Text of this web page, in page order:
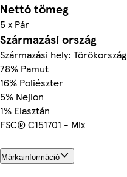
Nettó tömeg
5 x Pár
Származási ország
Származási hely: Törökország
78% Pamut
16% Poliészter
5% Nejlon
1% Elasztán
FSC® C151701 - Mix
Márkainformáció